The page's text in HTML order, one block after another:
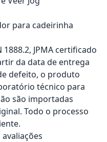
para cadeirinha
1888.2, JPMA certificado
da data de entrega
defeito, o produto
técnico para
são importadas
Todo o processo